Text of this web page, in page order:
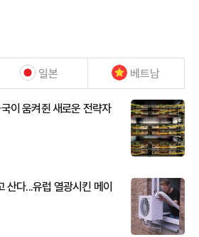
일본 베트남
이 움켜쥔 새로운 전략자
산다...유럽 열광시킨 메이